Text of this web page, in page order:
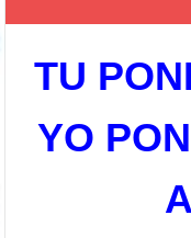
TU
YO